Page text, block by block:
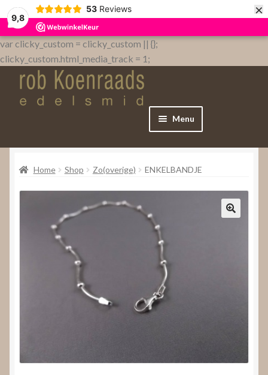
9,8
53 Reviews ×
var clicky_custom = clicky_custom || {};
clicky_custom.html_media_track = 1;
Menu
Home
Home Shop Zo(overige) ENKELBANDJE